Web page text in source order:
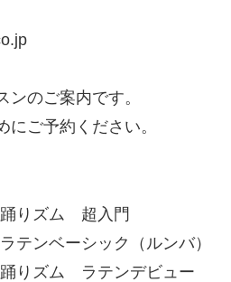
のご案内です。
ご予約ください。
りズム 超入門
ンベーシック（ルンバ）
りズム ラテンデビュー